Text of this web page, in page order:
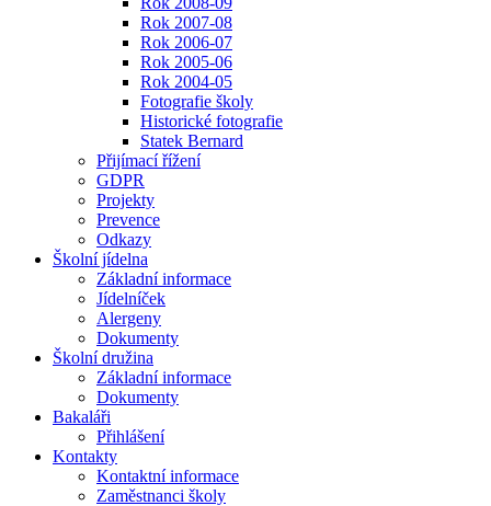
Rok 2007-08
Rok 2006-07
Rok 2005-06
Rok 2004-05
Fotografie školy
Historické fotografie
Statek Bernard
Přijímací řížení
GDPR
Projekty
Prevence
Odkazy
Školní jídelna
Základní informace
Jídelníček
Alergeny
Dokumenty
Školní družina
Základní informace
Dokumenty
Bakaláři
Přihlášení
Kontakty
Kontaktní informace
Zaměstnanci školy